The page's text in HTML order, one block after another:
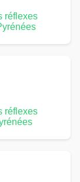
réflexes
réflexes